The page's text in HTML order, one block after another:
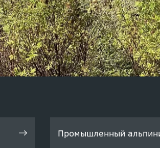
Промышленный